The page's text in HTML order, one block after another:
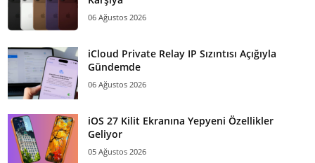
06 Ağustos 2026
iCloud Private Relay IP Sızıntısı Açığıyla
Gündemde
06 Ağustos 2026
iOS 27 Kilit Ekranına Yepyeni Özellikler
Geliyor
05 Ağustos 2026